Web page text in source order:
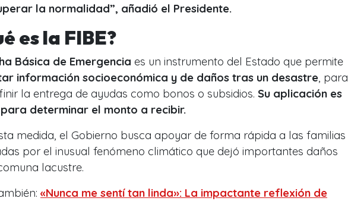
la normalidad”, añadió el Presidente.
es la FIBE?
Básica de Emergencia es un instrumento del Estado que permite
información socioeconómica y de daños tras un desastre , para
la entrega de ayudas como bonos o subsidios. Su aplicación es
determinar el monto a recibir.
medida, el Gobierno busca apoyar de forma rápida a las familias
por el inusual fenómeno climático que dejó importantes daños
lacustre.
«Nunca me sentí tan linda»: La impactante reflexión de